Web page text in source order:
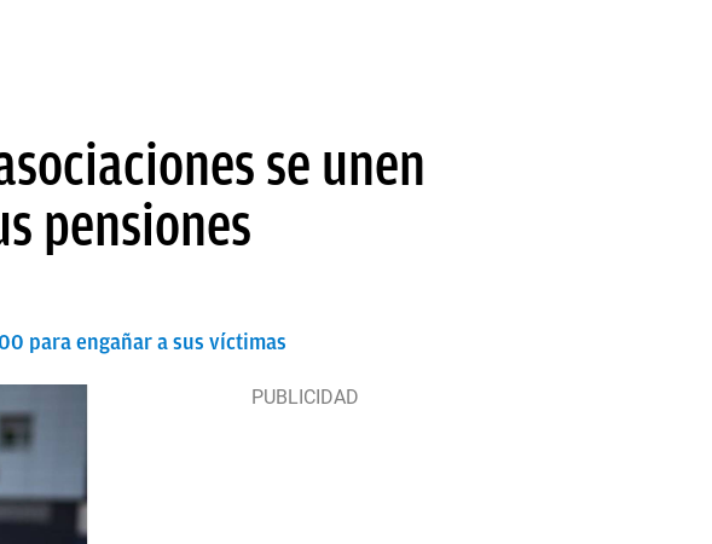
se unen
pensiones
para engañar a sus víctimas